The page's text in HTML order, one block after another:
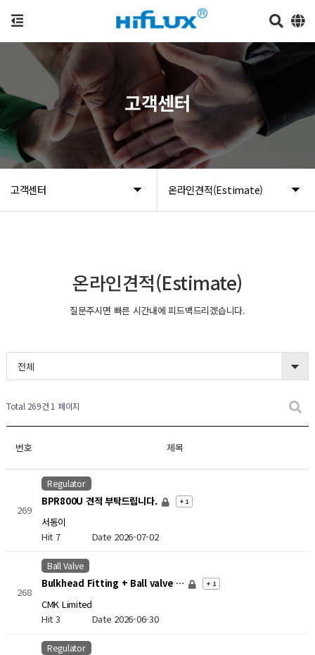
고객센터 온라인견적(Estimate)
고객센터
온라인견적(Estimate)
질문주시면 빠른 시간내에 피드백드리겠습니다.
전체
Total 269건 1 페이지
번호 제목
269
Regulator
BPR800U 견적 부탁드립니다. + 1
서동이
Hit 7 Date 2026-07-02
268
Ball Valve
Bulkhead Fitting + Ball valve … + 1
CMK Limited
Hit 3 Date 2026-06-30
Regulator